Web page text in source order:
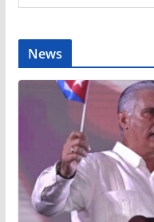
News